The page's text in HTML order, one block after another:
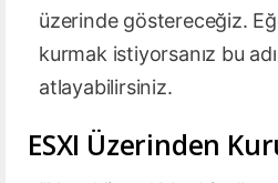
üzerinde göstereceğiz.
kurmak istiyorsanız bu
atlayabilirsiniz.
ESXI Üzerinden